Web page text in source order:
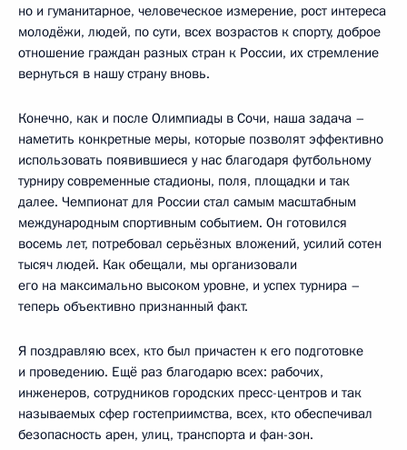
но и гуманитарное, человеческое измерение, рост интереса
молодёжи, людей, по сути, всех возрастов к спорту, доброе
отношение граждан разных стран к России, их стремление
вернуться в нашу страну вновь.
Конечно, как и после Олимпиады в Сочи, наша задача –
наметить конкретные меры, которые позволят эффективно
использовать появившиеся у нас благодаря футбольному
турниру современные стадионы, поля, площадки и так
далее. Чемпионат для России стал самым масштабным
международным спортивным событием. Он готовился
восемь лет, потребовал серьёзных вложений, усилий сотен
тысяч людей. Как обещали, мы организовали
его на максимально высоком уровне, и успех турнира –
теперь объективно признанный факт.
Я поздравляю всех, кто был причастен к его подготовке
и проведению. Ещё раз благодарю всех: рабочих,
инженеров, сотрудников городских пресс-центров и так
называемых сфер гостеприимства, всех, кто обеспечивал
безопасность арен, улиц, транспорта и фан-зон.